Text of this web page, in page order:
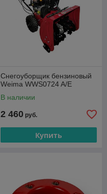
Снегоуборщик бензиновый
Weima WWS0724 A/E
В наличии
2 460 руб.
Купить